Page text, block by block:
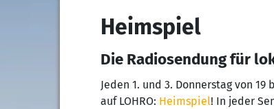
Heimspiel
Die Radiosendung für
Jeden 1. und 3. Donnerstag von
auf LOHRO: Heimspiel! In jeder